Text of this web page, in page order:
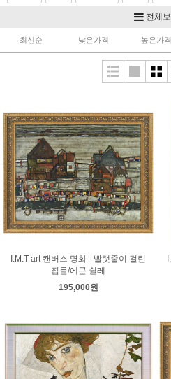
미켈란
벨라스케스 보티첼리 부셰
소로야 쇠라 스텁
에곤쉴레 엘
컨스터블 코로 코트 쿠르베
티치아노 팡탱 라투르 푸생 프
하예츠 호머 호베마 호쿠사이
전체보
최신순 낮은가격 높은가격
I.M.T art 캔버스 명화 - 빨랫줄이 걸린
집들/에곤 쉴레
195,000원